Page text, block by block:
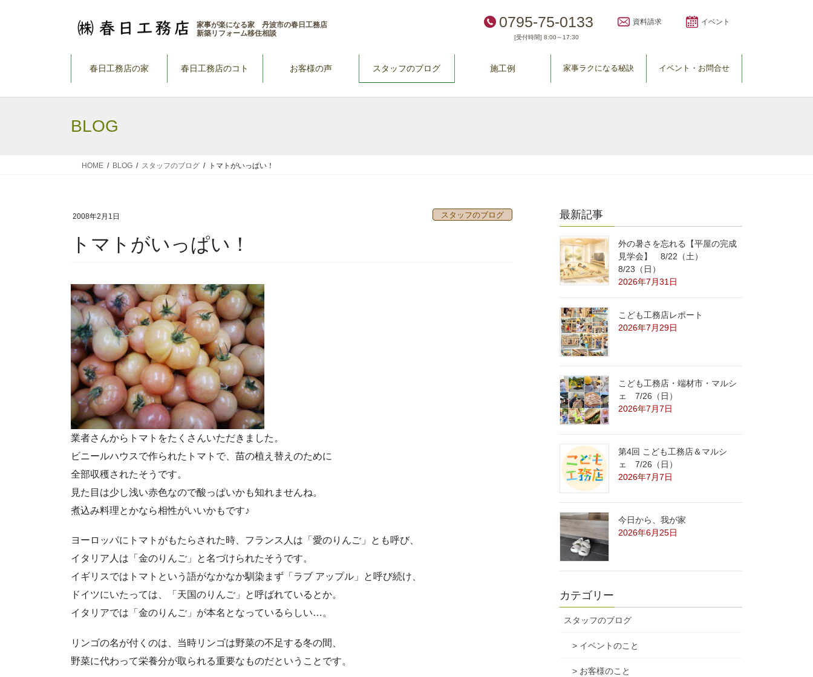
家事が楽になる家 丹波市の春日工務店
新築リフォーム移住相談
0795-75-0133
[受付時間] 8:00～17:30
資料請求 イベント
春日工務店の家 春日工務店のコト お客様の声 スタッフのブログ 施工例 家事ラクになる秘訣 イベント・お問合せ
BLOG
HOME BLOG スタッフのブログ トマトがいっぱい！
2008年2月1日 スタッフのブログ
トマトがいっぱい！
業者さんからトマトをたくさんいただきました。
ビニールハウスで作られたトマトで、苗の植え替えのために
全部収穫されたそうです。
見た目は少し浅い赤色なので酸っぱいかも知れませんね。
煮込み料理とかなら相性がいいかもです♪
ヨーロッパにトマトがもたらされた時、フランス人は「愛のりんご」とも呼び、
イタリア人は「金のりんご」と名づけられたそうです。
イギリスではトマトという語がなかなか馴染まず「ラブ アップル」と呼び続け、
ドイツにいたっては、「天国のりんご」と呼ばれているとか。
イタリアでは「金のりんご」が本名となっているらしい…。
リンゴの名が付くのは、当時リンゴは野菜の不足する冬の間、
野菜に代わって栄養分が取られる重要なものだということです。
最新記事
外の暑さを忘れる【平屋の完成
見学会】 8/22（土）
8/23（日）
2026年7月31日
こども工務店レポート
2026年7月29日
こども工務店・端材市・マルシ
ェ 7/26（日）
2026年7月7日
第4回 こども工務店＆マルシ
ェ 7/26（日）
2026年7月7日
今日から、我が家
2026年6月25日
カテゴリー
スタッフのブログ
> イベントのこと
> お客様のこと